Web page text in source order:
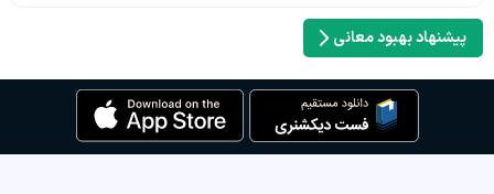
پیشنهاد بهبود معانی